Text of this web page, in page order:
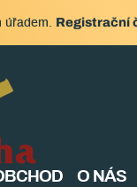
úřadem. Registrační
O NÁS